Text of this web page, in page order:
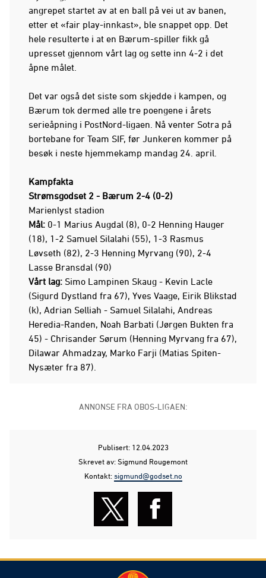
angrepet startet av at en ball på vei ut av banen,
etter et «fair play-innkast», ble snappet opp. Det
hele resulterte i at en Bærum-spiller fikk gå
upresset gjennom vårt lag og sette inn 4-2 i det
åpne målet.
Det var også det siste som skjedde i kampen, og
Bærum tok dermed alle tre poengene i årets
serieåpning i PostNord-ligaen. Nå venter Sotra på
bortebane for Team SIF, før Junkeren kommer på
besøk i neste hjemmekamp mandag 24. april.
Kampfakta
Strømsgodset 2 - Bærum 2-4 (0-2)
Marienlyst stadion
Mål: 0-1 Marius Augdal (8), 0-2 Henning Hauger
(18), 1-2 Samuel Silalahi (55), 1-3 Rasmus
Løvseth (82), 2-3 Henning Myrvang (90), 2-4
Lasse Bransdal (90)
Vårt lag: Simo Lampinen Skaug - Kevin Lacle
(Sigurd Dystland fra 67), Yves Vaage, Eirik Blikstad
(k), Adrian Selliah - Samuel Silalahi, Andreas
Heredia-Randen, Noah Barbati (Jørgen Bukten fra
45) - Chrisander Sørum (Henning Myrvang fra 67),
Dilawar Ahmadzay, Marko Farji (Matias Spiten-
Nysæter fra 87).
ANNONSE FRA OBOS-LIGAEN:
Publisert: 12.04.2023
Skrevet av: Sigmund Rougemont
Kontakt:sigmund@godset.no